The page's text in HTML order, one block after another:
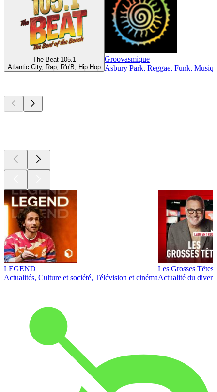
The Beat 105.1
Atlantic City, Rap, R'n'B, Hip Hop
Groovasmique
Asbury Park, Reggae, Funk,
LEGEND
Actualités, Culture et société, Télévision et cinéma
Les Grosses Têtes
Actualité du